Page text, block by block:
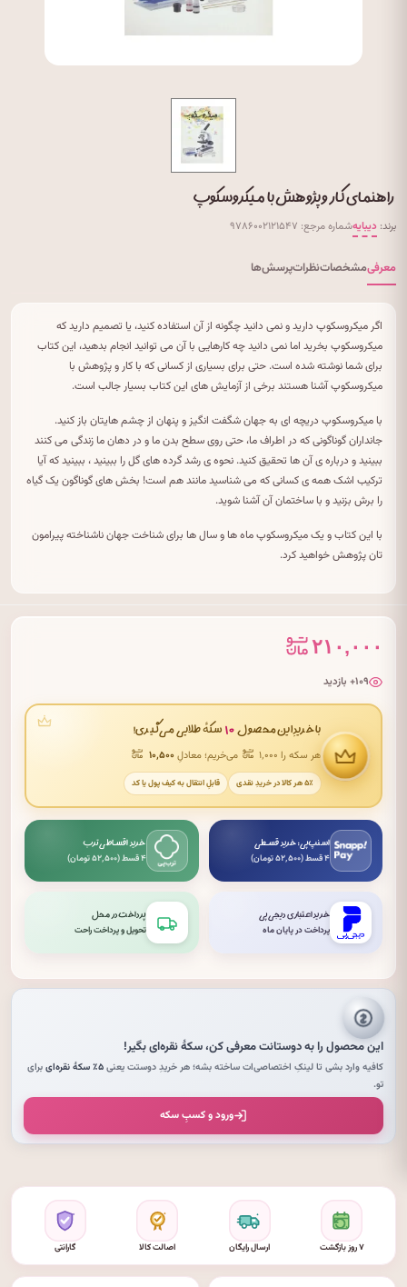
راهنمای کار و پژوهش با میکروسکوپ
برند: دیبایهشماره مرجع: ۹۷۸۶۰۰۲۱۲۱۵۴۷
معرفیمشخصاتنظراتپرسش‌ها
اگر میکروسکوپ دارید و نمی دانید چگونه از آن استفاده کنید، یا تصمیم دارید که
میکروسکوپ بخرید اما نمی دانید چه کارهایی با آن می توانید انجام بدهید، این کتاب
برای شما نوشته شده است. حتی برای بسیاری از کسانی که با کار و پژوهش با
میکروسکوپ آشنا هستند برخی از آزمایش های این کتاب بسیار جالب است.
با میکروسکوپ دریچه ای به جهان شگفت انگیز و پنهان از چشم هایتان باز کنید.
جانداران گوناگونی که در اطراف ما، حتی روی سطح بدن ما و در دهان ما زندگی می کنند
ببینید و درباره ی آن ها تحقیق کنید. نحوه ی رشد گرده های گل را ببینید ، ببینید که آیا
ترکیب اشک همه ی کسانی که می شناسید مانند هم است! بخش های گوناگون یک گیاه
را برش بزنید و با ساختمان آن آشنا شوید.
با این کتاب و یک میکروسکوپ ماه ها و سال ها برای شناخت جهان ناشناخته پیرامون
تان پژوهش خواهید کرد.
۲۱۰,۰۰۰
۱۰۹+ بازدید
با خریدِ این محصول ۱۰ سکهٔ طلایی می‌گیری!
هر سکه را ۱٬۰۰۰ می‌خریم؛ معادلِ۱۰٬۵۰۰
۵٪ هر کالا در خریدِ نقدی قابلِ انتقال به کیف پول یا کد
اسنپ‌پی: خرید قسطی
۴ قسط (۵۲٬۵۰۰ تومان)
خرید اقساطی ترب
۴ قسط (۵۲٬۵۰۰ تومان)
خرید اعتباری دیجی‌پی
پرداخت در پایان ماه
پرداخت در محل
تحویل و پرداخت راحت
این محصول را به دوستانت معرفی کن،سکهٔ نقره‌ایبگیر!
کافیه وارد بشی تا لینکِ اختصاصی‌ات ساخته بشه؛ هر خریدِ دوستت یعنی۵٪ سکهٔ نقره‌ای
برای
تو.
ورود و کسبِ سکه
۷ روز بازگشت ارسال رایگان اصالت کالا گارانتی